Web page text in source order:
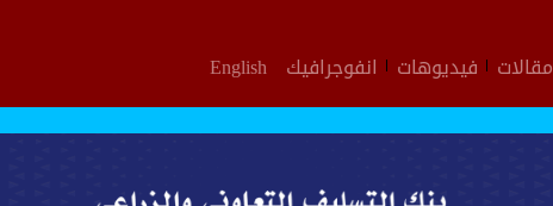
مقالات فيديوهات انفوجرافيك English